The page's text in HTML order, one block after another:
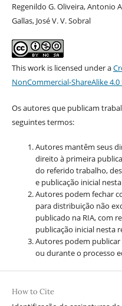
Regenildo G. Oliveira, Antonio
Gallas, José V. V. Sobral
This work is licensed under a
NonCommercial-ShareAlike
Os autores que publicam
seguintes termos:
Autores mantêm seus
direito à primeira
do referido trabalho,
e publicação inicial
Autores podem fechar
para distribuição não
publicado na RIA, com
publicação inicial nesta
Autores podem
ou durante o processo
How to Cite